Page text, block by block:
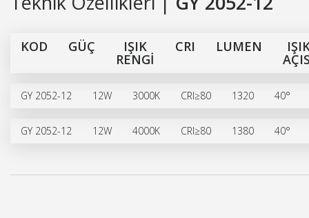
KOD GÜÇ IŞIK
RENGİ
CRI LUMEN
GY 2052-12 12W 3000K CRI≥80 1320 40°
GY 2052-12 12W 4000K CRI≥80 1380 40°